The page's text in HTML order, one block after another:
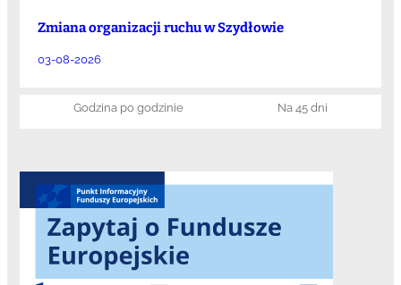
Zmiana organizacji ruchu w Szydłowie
03-08-2026
Godzina po godzinie Na 45 dni